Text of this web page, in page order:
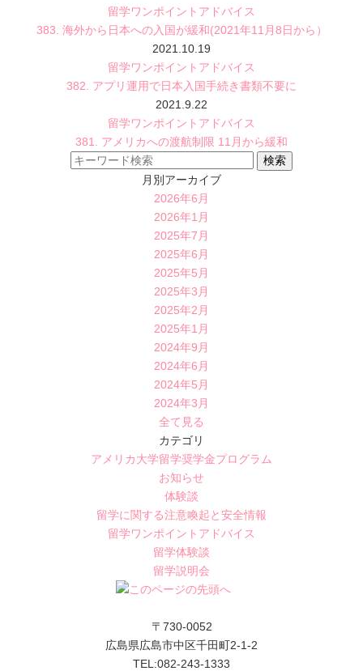
留学ワンポイントアドバイス
383. 海外から日本への入国が緩和(2021年11月8日から）
2021.10.19
留学ワンポイントアドバイス
382. アプリ運用で日本入国手続き書類不要に
2021.9.22
留学ワンポイントアドバイス
381. アメリカへの渡航制限 11月から緩和
月別アーカイブ
2026年6月
2026年1月
2025年7月
2025年6月
2025年5月
2025年3月
2025年2月
2025年1月
2024年9月
2024年6月
2024年5月
2024年3月
全て見る
カテゴリ
アメリカ大学留学奨学金プログラム
お知らせ
体験談
留学に関する注意喚起と安全情報
留学ワンポイントアドバイス
留学体験談
留学説明会
〒730-0052
広島県広島市中区千田町2-1-2
TEL:082-243-1333